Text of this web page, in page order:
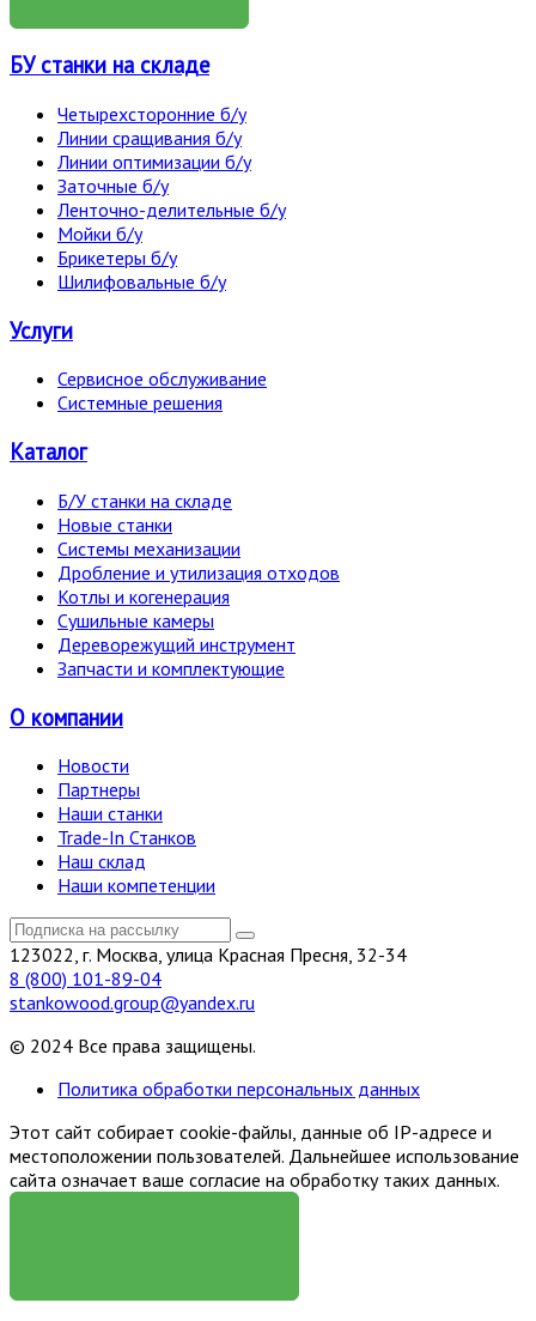
БУ станки на складе
Четырехсторонние б/у
Линии сращивания б/у
Линии оптимизации б/у
Заточные б/у
Ленточно-делительные б/у
Мойки б/у
Брикетеры б/у
Шилифовальные б/у
Услуги
Сервисное обслуживание
Системные решения
Каталог
Б/У станки на складе
Новые станки
Системы механизации
Дробление и утилизация отходов
Котлы и когенерация
Сушильные камеры
Дереворежущий инструмент
Запчасти и комплектующие
О компании
Новости
Партнеры
Наши станки
Trade-In Станков
Наш склад
Наши компетенции
123022, г. Москва, улица Красная Пресня, 32-34
8 (800) 101-89-04
stankowood.group@yandex.ru
© 2024 Все права защищены.
Политика обработки персональных данных
Этот сайт собирает cookie-файлы, данные об IP-адресе и
местоположении пользователей. Дальнейшее использование
сайта означает ваше согласие на обработку таких данных.